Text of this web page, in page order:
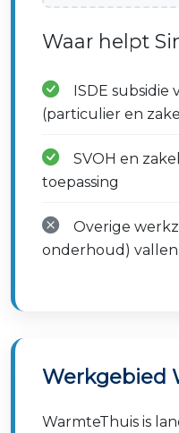
Waar helpt
ISDE
(particulier en
SVOH en
toepassing
Overige
onderhoud)
Werkgebied
WarmteThuis is